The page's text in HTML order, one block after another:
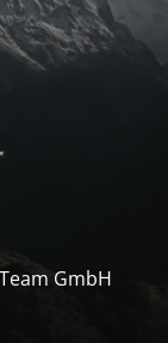
GmbH